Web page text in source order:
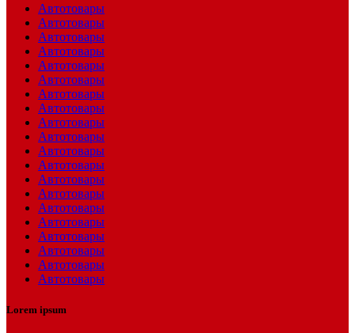
Автотовары
Автотовары
Автотовары
Автотовары
Автотовары
Автотовары
Автотовары
Автотовары
Автотовары
Автотовары
Автотовары
Автотовары
Автотовары
Автотовары
Автотовары
Автотовары
Автотовары
Автотовары
Автотовары
Автотовары
Lorem ipsum